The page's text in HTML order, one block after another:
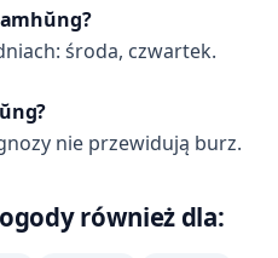
środa, czwartek.
nie przewidują burz.
również dla: